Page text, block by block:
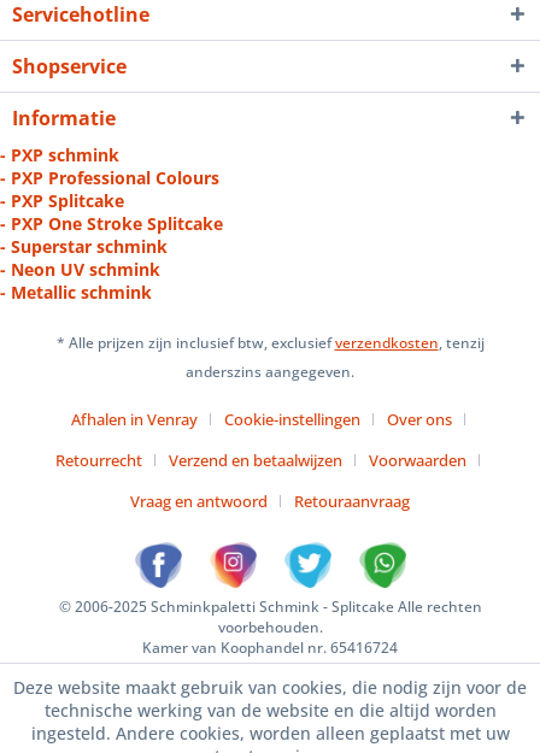
Servicehotline
Shopservice
Informatie
- PXP schmink
- PXP Professional Colours
- PXP Splitcake
- PXP One Stroke Splitcake
- Superstar schmink
- Neon UV schmink
- Metallic schmink
* Alle prijzen zijn inclusief btw, exclusiefverzendkosten, tenzij
anderszins aangegeven.
Afhalen in Venray Cookie-instellingen
Over ons
Retourrecht
Verzend en betaalwijzen
Voorwaarden
Vraag en antwoord
Retouraanvraag
© 2006-2025 Schminkpaletti Schmink - Splitcake Alle rechten
voorbehouden.
Kamer van Koophandel nr. 65416724
Deze website maakt gebruik van cookies, die nodig zijn voor de
technische werking van de website en die altijd worden
ingesteld. Andere cookies, worden alleen geplaatst met uw